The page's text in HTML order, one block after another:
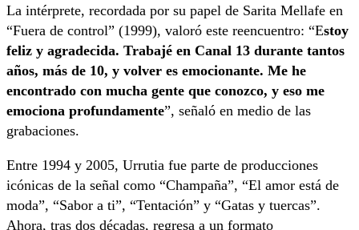
La intérprete, recordada por su papel de Sarita Mellafe en
“Fuera de control” (1999), valoró este reencuentro: “Estoy
feliz y agradecida. Trabajé en Canal 13 durante tantos
años, más de 10, y volver es emocionante. Me he
encontrado con mucha gente que conozco, y eso me
emociona profundamente”, señaló en medio de las
grabaciones.
Entre 1994 y 2005, Urrutia fue parte de producciones
icónicas de la señal como “Champaña”, “El amor está de
moda”, “Sabor a ti”, “Tentación” y “Gatas y tuercas”.
Ahora, tras dos décadas, regresa a un formato